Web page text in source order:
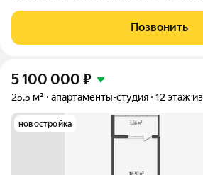
балкона, один собственник.Позвонить
5 100 000 ₽
25,5 м² апартаменты-студия 12 этаж из
новостройка